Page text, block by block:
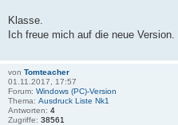
Klasse.
Ich freue mich auf die neue Version.
von Tomteacher
01.11.2017, 17:57
Forum: Windows (PC)-Version
Thema: Ausdruck Liste Nk1
Antworten: 4
Zugriffe: 38561